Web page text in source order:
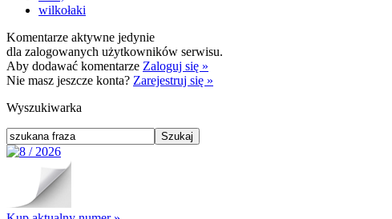
wilkołaki
Komentarze aktywne jedynie
dla zalogowanych użytkowników serwisu.
Aby dodawać komentarze Zaloguj się »
Nie masz jeszcze konta? Zarejestruj się »
Wyszukiwarka